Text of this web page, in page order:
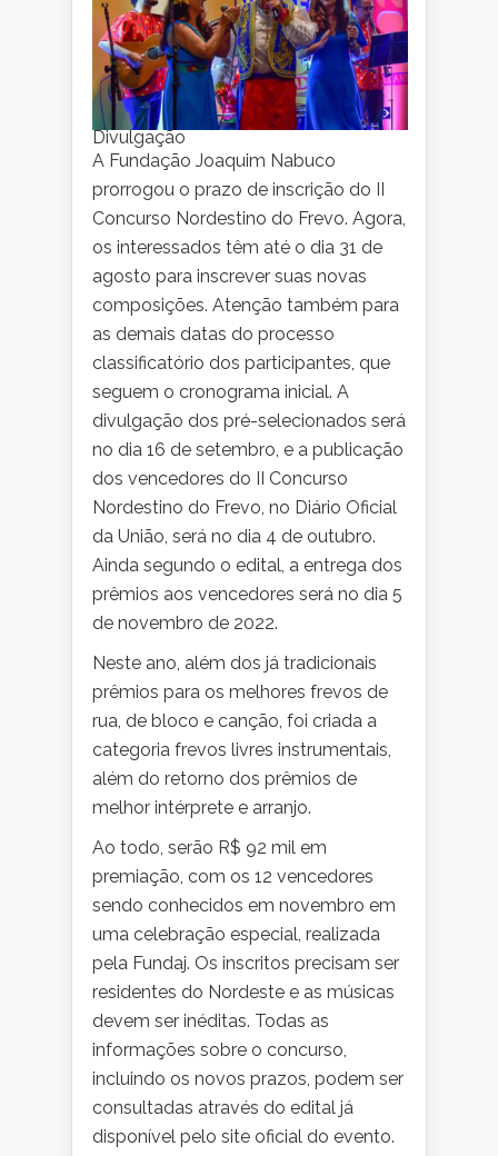
Divulgação
A Fundação Joaquim Nabuco
prorrogou o prazo de inscrição do II
Concurso Nordestino do Frevo. Agora,
os interessados têm até o dia 31 de
agosto para inscrever suas novas
composições. Atenção também para
as demais datas do processo
classificatório dos participantes, que
seguem o cronograma inicial. A
divulgação dos pré-selecionados será
no dia 16 de setembro, e a publicação
dos vencedores do II Concurso
Nordestino do Frevo, no Diário Oficial
da União, será no dia 4 de outubro.
Ainda segundo o edital, a entrega dos
prêmios aos vencedores será no dia 5
de novembro de 2022.
Neste ano, além dos já tradicionais
prêmios para os melhores frevos de
rua, de bloco e canção, foi criada a
categoria frevos livres instrumentais,
além do retorno dos prêmios de
melhor intérprete e arranjo.
Ao todo, serão R$ 92 mil em
premiação, com os 12 vencedores
sendo conhecidos em novembro em
uma celebração especial, realizada
pela Fundaj. Os inscritos precisam ser
residentes do Nordeste e as músicas
devem ser inéditas. Todas as
informações sobre o concurso,
incluindo os novos prazos, podem ser
consultadas através do edital já
disponível pelo site oficial do evento.